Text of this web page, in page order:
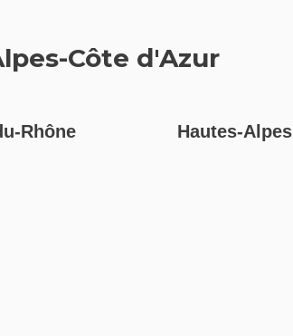
Côte d'Azur
Rhône Hautes-Alpes